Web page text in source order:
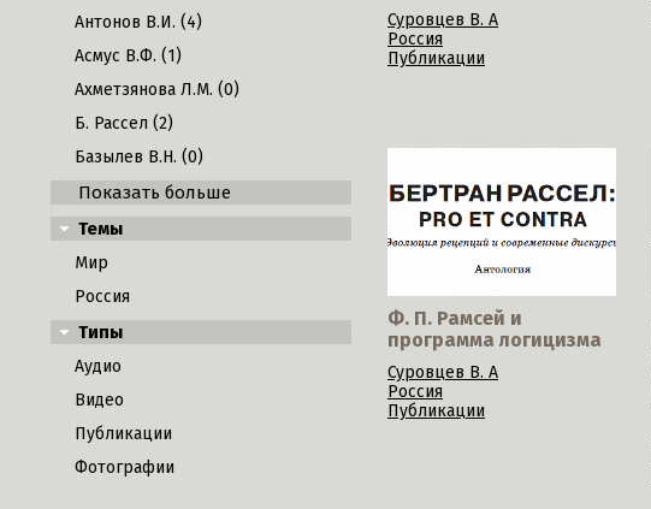
Антонов В.И. (4)
Асмус В.Ф. (1)
Ахметзянова Л.М. (0)
Б. Рассел (2)
Базылев В.Н. (0)
Показать больше
Темы
Мир
Россия
Типы
Аудио
Видео
Публикации
Фотографии
Суровцев В. А
Россия
Публикации
Ф. П. Рамсей и
программа логицизма
Суровцев В. А
Россия
Публикации